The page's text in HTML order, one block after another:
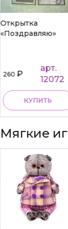
Открытка
«Поздравляю»
260₽
арт.
12072
КУПИТЬ
Мягкие